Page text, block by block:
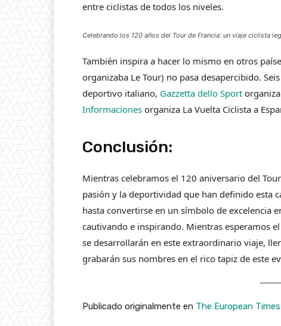
entre ciclistas de todos los niveles.
Celebrando los 120 años del Tour de Francia: un viaje ciclista
También inspira a hacer lo mismo en otros
organizaba Le Tour) no pasa desapercibido.
deportivo italiano, Gazzetta dello Sport
Informaciones organiza La Vuelta Ciclista a
Conclusión:
Mientras celebramos el 120 aniversario del
pasión y la deportividad que han definido esta
hasta convertirse en un símbolo de excelencia
cautivando e inspirando. Mientras esperamos el
se desarrollarán en este extraordinario viaje,
grabarán sus nombres en el rico tapiz de este
Publicado originalmente en The European Times